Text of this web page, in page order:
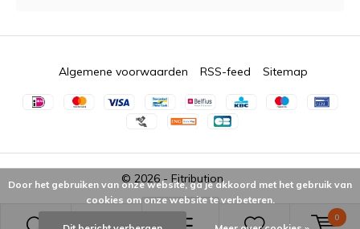
0
© 2026 - Fitribution
Algemene voorwaarden RSS-feed Sitemap
Door het gebruiken van onze website, ga je akkoord met het gebruik van
cookies om onze website te verbeteren.